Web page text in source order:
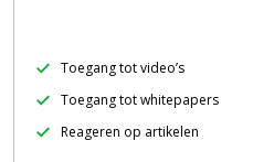
Toegang tot video’s
Toegang tot whitepapers
Reageren op artikelen